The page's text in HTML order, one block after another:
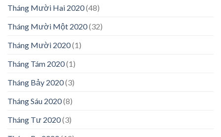
Tháng Mười Hai 2020(48)
Tháng Mười Một 2020(32)
Tháng Mười 2020(1)
Tháng Tám 2020(1)
Tháng Bảy 2020(3)
Tháng Sáu 2020(8)
Tháng Tư 2020(3)